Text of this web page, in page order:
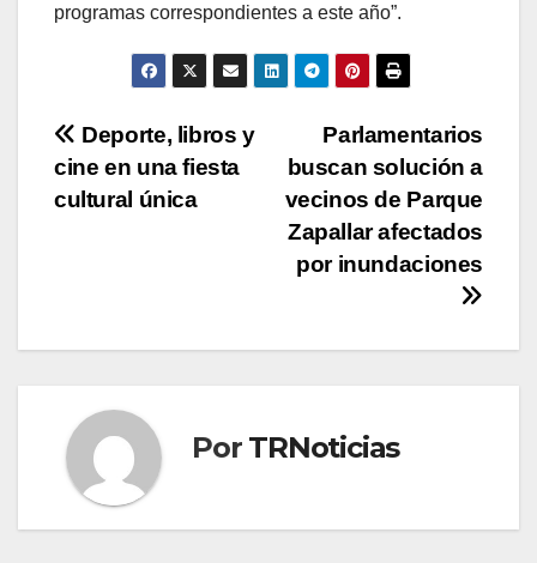
programas correspondientes a este año”.
Navegación
de
Parlamentarios
buscan solución a
vecinos de Parque
Zapallar afectados
por inundaciones
Deporte, libros y
cine en una fiesta
cultural única
Por TRNoticias